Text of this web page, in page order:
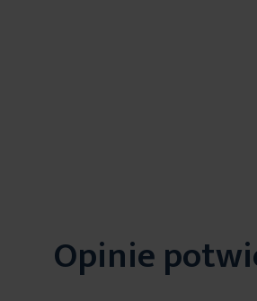
Opinie